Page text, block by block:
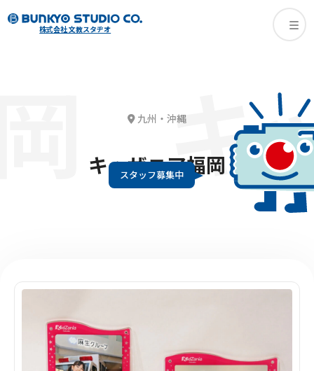
株式会社 文教スタヂオ
キッ
九州・沖縄
キッザニア福岡
スタッフ募集中